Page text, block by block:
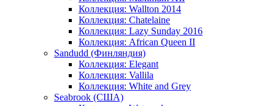
Коллекция: Wallton 2014
Коллекция: Chatelaine
Коллекция: Lazy Sunday 2016
Коллекция: African Queen II
Sandudd (Финляндия)
Коллекция: Elegant
Коллекция: Vallila
Коллекция: White and Grey
Seabrook (США)